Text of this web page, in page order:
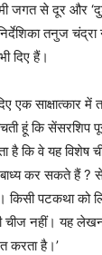
जगत से दूर और
तनुज
दिए हैं।
एक साक्षात्‍कार में
हूं कि सेंसरशिप
है कि वे यह
कर सकते हैं ?
किसी पटकथा को
चीज नहीं। यह
करता है।’